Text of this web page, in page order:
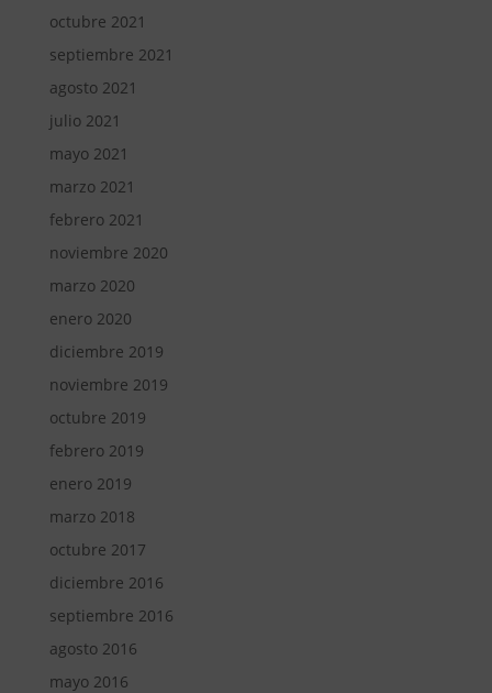
octubre 2021
septiembre 2021
agosto 2021
julio 2021
mayo 2021
marzo 2021
febrero 2021
noviembre 2020
marzo 2020
enero 2020
diciembre 2019
noviembre 2019
octubre 2019
febrero 2019
enero 2019
marzo 2018
octubre 2017
diciembre 2016
septiembre 2016
agosto 2016
mayo 2016